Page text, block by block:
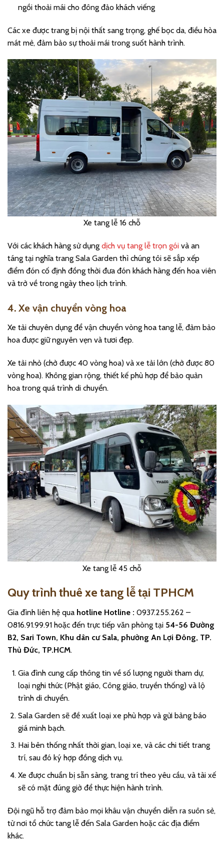
ngồi thoải mái cho đông đảo khách viếng
Các xe được trang bị nội thất sang trọng, ghế bọc da, điều hòa
mát mẻ, đảm bảo sự thoải mái trong suốt hành trình.
Xe tang lễ 16 chỗ
Với các khách hàng sử dụng dịch vụ tang lễ trọn gói và an
táng tại nghĩa trang Sala Garden thì chúng tôi sẽ sắp xếp
điểm đón cố định đồng thời đưa đón khách hàng đến hoa viên
và trở về trong ngày theo lịch trình.
4. Xe vận chuyển vòng hoa
Xe tải chuyên dụng để vận chuyển vòng hoa tang lễ, đảm bảo
hoa được giữ nguyên vẹn và tươi đẹp.
Xe tải nhỏ (chở được 40 vòng hoa) và xe tải lớn (chở được 80
vòng hoa). Không gian rộng, thiết kế phù hợp để bảo quản
hoa trong quá trình di chuyển.
Xe tang lễ 45 chỗ
Quy trình thuê xe tang lễ tại TPHCM
Gia đình liên hệ qua hotline Hotline : 0937.255.262 –
0816.91.99.91 hoặc đến trực tiếp văn phòng tại 54-56 Đường
B2, Sari Town, Khu dân cư Sala, phường An Lợi Đông, TP.
Thủ Đức, TP.HCM.
Gia đình cung cấp thông tin về số lượng người tham dự,
loại nghi thức (Phật giáo, Công giáo, truyền thống) và lộ
trình di chuyển.
Sala Garden sẽ đề xuất loại xe phù hợp và gửi bảng báo
giá minh bạch.
Hai bên thống nhất thời gian, loại xe, và các chi tiết trang
trí, sau đó ký hợp đồng dịch vụ.
Xe được chuẩn bị sẵn sàng, trang trí theo yêu cầu, và tài xế
sẽ có mặt đúng giờ để thực hiện hành trình.
Đội ngũ hỗ trợ đảm bảo mọi khâu vận chuyển diễn ra suôn sẻ,
từ nơi tổ chức tang lễ đến Sala Garden hoặc các địa điểm
khác.